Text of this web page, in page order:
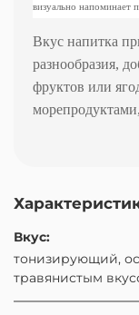
визуально напоминает
Вкус напитка
разнообразия,
фруктов или
Вкус:
тонизирующий,
травянистым